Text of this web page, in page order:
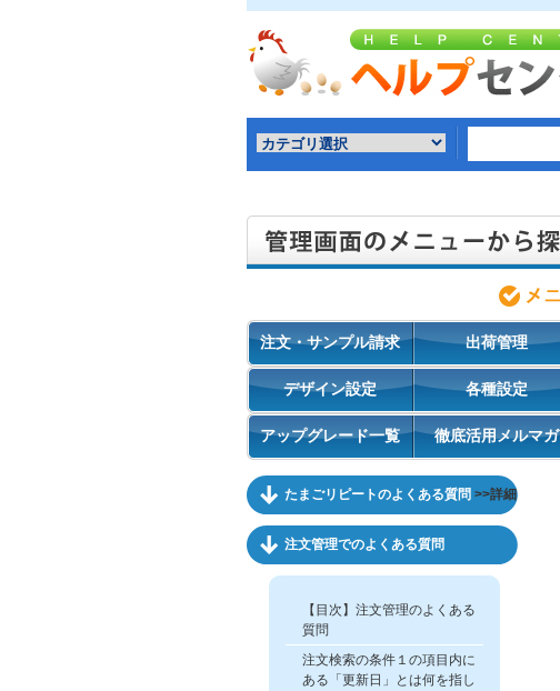
注文・サンプル請求 出荷管理
デザイン設定 各種設定
アップグレード一覧 徹底活用メルマガ
たまごリピートのよくある質問 >>詳細
注文管理でのよくある質問
【目次】注文管理のよくある
質問
注文検索の条件１の項目内に
ある「更新日」とは何を指し